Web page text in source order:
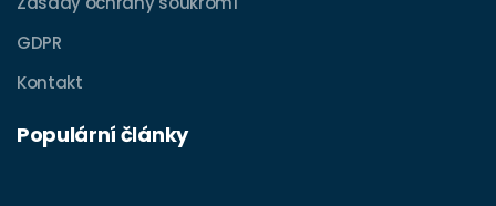
GDPR
Kontakt
Populární články